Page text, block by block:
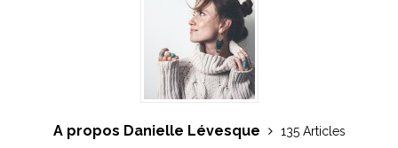
A propos Danielle Lévesque
135 Articles